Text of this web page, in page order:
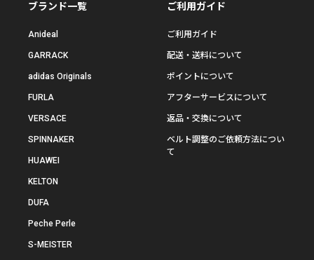
ブランド一覧
Anideal
GARRACK
adidas Originals
FURLA
VERSACE
SPINNAKER
HUAWEI
KELTON
DUFA
Peche Perle
S-MEISTER
ご利用ガイド
ご利用ガイド
配送・送料について
ポイントについて
アフターサービスについて
返品・交換について
ベルト調整のご依頼方法につい
て